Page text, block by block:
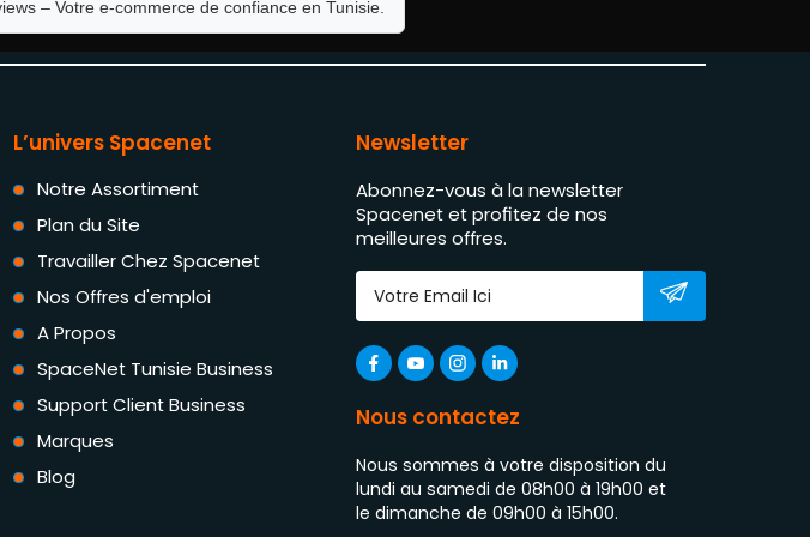
– Votre e-commerce de confiance en Tunisie.
L’univers Spacenet
Notre Assortiment
Plan du Site
Travailler Chez Spacenet
Nos Offres d'emploi
A Propos
SpaceNet Tunisie Business
Support Client Business
Marques
Blog
Newsletter
Abonnez-vous à la newsletter
Spacenet et profitez de nos
meilleures offres.
Nous contactez
Nous sommes à votre disposition du
lundi au samedi de 08h00 à 19h00 et
le dimanche de 09h00 à 15h00.